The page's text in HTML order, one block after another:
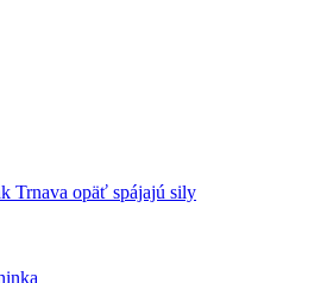
Trnava opäť spájajú sily